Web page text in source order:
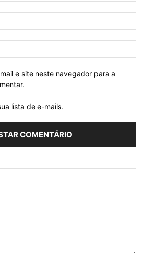
e site neste navegador para a
lista de e-mails.